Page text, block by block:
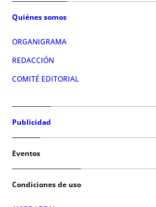
Quiénes somos
ORGANIGRAMA
REDACCIÓN
COMITÉ EDITORIAL
Publicidad
Eventos
Condiciones de uso